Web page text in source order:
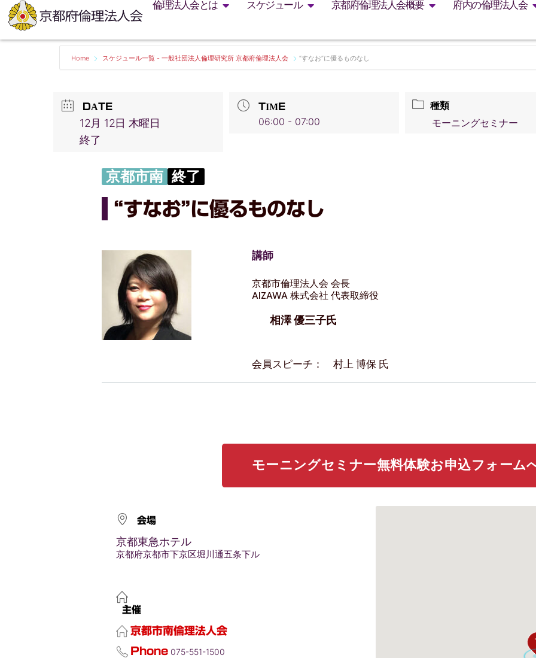
倫理法人会とは スケジュール 京都府倫理法人会概要 府内の倫理法人会
Home スケジュール一覧 - 一般社団法人倫理研究所 京都府倫理法人会 “すなお”に優るものなし
DATE
12月 12日 木曜日
終了
TIME
06:00 - 07:00
種類
モーニングセミナー
京都市南 終了
“すなお”に優るものなし
講師
京都市倫理法人会 会長
AIZAWA 株式会社 代表取締役
相澤 優三子氏
会員スピーチ： 村上 博保 氏
モーニングセミナー無料体験お申込フォーム
会場
京都東急ホテル
京都府京都市下京区堀川通五条下ル
主催
京都市南倫理法人会
Phone 075-551-1500